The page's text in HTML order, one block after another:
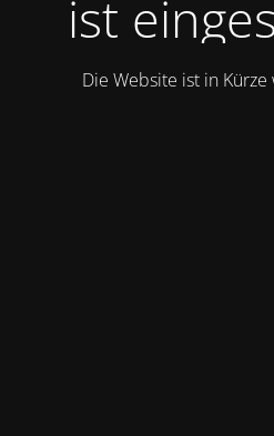
ist
Die Website ist in